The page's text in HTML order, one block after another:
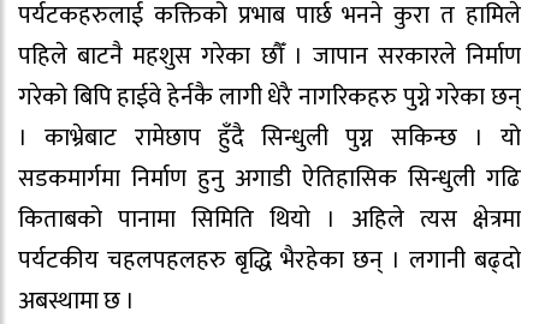
पर्यटकहरुलाई कक्तिको प्रभाब पार्छ भनने कुरा त हामिले
पहिले बाटनै महशुस गरेका छौँ । जापान सरकारले निर्माण
गरेको बिपि हाईवे हेर्नकै लागी धेरै नागरिकहरु पुग्ने गरेका छन्
। काभ्रेबाट रामेछाप हुँदै सिन्धुली पुग्न सकिन्छ । यो
सडकमार्गमा निर्माण हुनु अगाडी ऐतिहासिक सिन्धुली गढि
किताबको पानामा सिमिति थियो । अहिले त्यस क्षेत्रमा
पर्यटकीय चहलपहलहरु बृद्धि भैरहेका छन् । लगानी बढ्दो
अबस्थामा छ ।